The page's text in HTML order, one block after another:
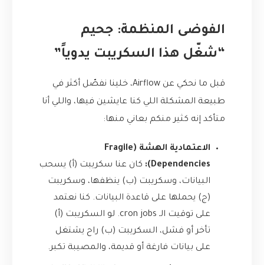
الفوضى المنظمة: جحيم
“شغّل هذا السكريبت يدوياً”
قبل ما نحكي عن Airflow، خلينا نفصّل أكثر في
طبيعة المشكلة اللي كنا عايشين فيها، واللي أنا
متأكد إنه كثير منكم بعاني منها:
الاعتمادية الهشة (Fragile
Dependencies):
كان عنا سكريبت (أ) يسحب
البيانات، وسكريبت (ب) ينظفها، وسكريبت
(ج) يحملها على قاعدة البيانات. كنا نعتمد
على توقيت الـ cron jobs. لو السكريبت (أ)
تأخر أو فشل، السكريبت (ب) راح يشتغل
على بيانات فارغة أو قديمة، والمصيبة تكبر.